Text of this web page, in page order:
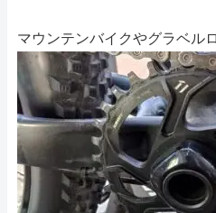
マウンテンバイクやグラベル